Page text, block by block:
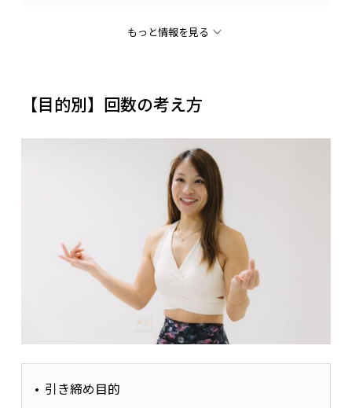
切。猫背や巻き肩などの姿勢のクセがあると、
とくに肩まわりや胸まわりの硬さは、動作の主導が腕
や肩に偏る原因となり、トレーニング効率を大きく低
ストレッチや軽いウォーミングアップ
り入れ、関節と筋肉がスムーズに動く状態をつくるこ
とで、正確にターゲット部位を使える。
もっと情報を見る
【目的別】回数の考え方
引き締め目的